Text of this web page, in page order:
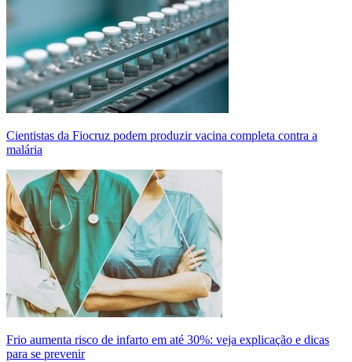
Cientistas da Fiocruz podem produzir vacina completa contra a
malária
Frio aumenta risco de infarto em até 30%: veja explicação e dicas
para se prevenir